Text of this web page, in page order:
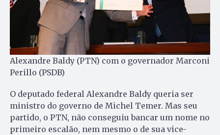
Alexandre Baldy (PTN) com o governador Marconi
Perillo (PSDB)
O deputado federal Alexandre Baldy queria ser
ministro do governo de Michel Temer. Mas seu
partido, o PTN, não conseguiu bancar um nome no
primeiro escalão, nem mesmo o de sua vice-